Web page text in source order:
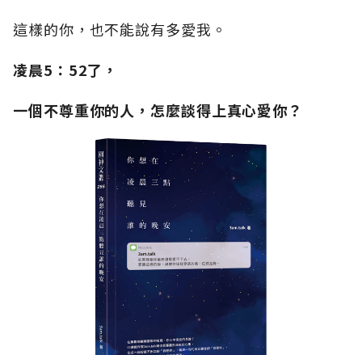
這樣的你，也不能說有多愛我。
凌晨5：52了，
一個不尊重你的人，怎麼談得上真心愛你？